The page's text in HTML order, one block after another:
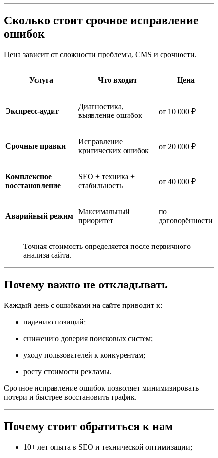
Сколько стоит срочное исправление
ошибок
Цена зависит от сложности проблемы, CMS и срочности.
Услуга Что входит Цена
Экспресс-аудит
Диагностика,
выявление ошибок
от 10 000 ₽
Срочные правки
Исправление
критических ошибок
от 20 000 ₽
Комплексное
восстановление
SEO + техника +
стабильность
от 40 000 ₽
Аварийный режим
Максимальный
приоритет
по
договорённости
Точная стоимость определяется после первичного
анализа сайта.
Почему важно не откладывать
Каждый день с ошибками на сайте приводит к:
падению позиций;
снижению доверия поисковых систем;
уходу пользователей к конкурентам;
росту стоимости рекламы.
Срочное исправление ошибок позволяет минимизировать
потери и быстрее восстановить трафик.
Почему стоит обратиться к нам
10+ лет опыта в SEO и технической оптимизации;